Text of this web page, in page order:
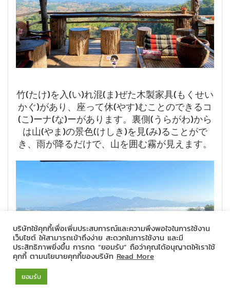
竹(たけ)を入(い)れ混(ま)ぜた木製家具(もくせい
かぐ)があり、座って休(やす)むことのできるコ
(こ)ーナ(な)ーがあります。裏側(うらがわ)から
は山(やま)の景色(けしき)を見(み)ることがで
き、雨が降るだけで、山を囲む霧が見えます。
บริษัทใช้คุกกี้เพื่อเพิ่มประสบการณ์และความพึงพอใจในการใช้งาน
เว็บไซต์ ให้สามารถเข้าถึงง่าย สะดวกในการใช้งาน และมี
ประสิทธิภาพยิ่งขึ้น การกด “ยอมรับ” ถือว่าคุณได้อนุญาตให้เราใช้
คุกกี้ ตามนโยบายคุกกี้ของบริษัท Read More
ยอมรับ